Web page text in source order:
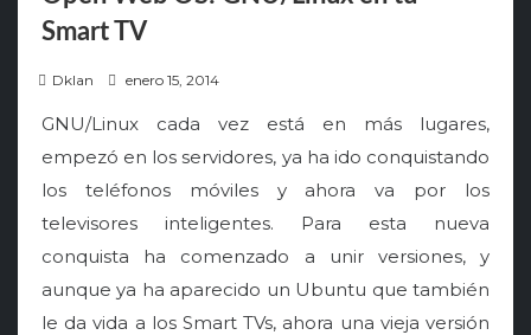
Smart TV
Dklan
s
t
e
d
enero 15, 2014
GNU/Linux cada vez está en más lugares,
empezó en los servidores, ya ha ido conquistando
los teléfonos móviles y ahora va por los
televisores inteligentes. Para esta nueva
conquista ha comenzado a unir versiones, y
aunque ya ha aparecido un Ubuntu que también
le da vida a los Smart TVs, ahora una vieja versión